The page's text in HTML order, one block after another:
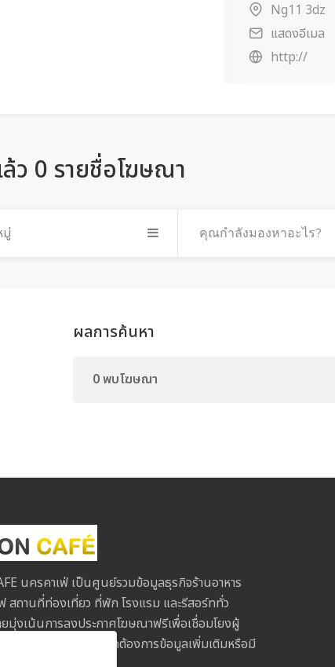
Ng11 3dz
แสดงอีเมล
http://
ว 0 รายชื่อโฆษณา
มู่
ผลการค้นหา
0 พบโฆษณา
นครคาเฟ่ เป็นศูนย์รวมข้อมูลธุรกิจร้านอาหาร
สถานที่ท่องเที่ยว ที่พัก โรงแรม และรีสอร์ททั่ว
ยมุ่งเน้นการลงประกาศโฆษณาฟรีเพื่อเชื่อมโยงผู้
บลูกค้าในทุกภูมิภาค หากต้องการข้อมูลเพิ่มเติมหรือมี